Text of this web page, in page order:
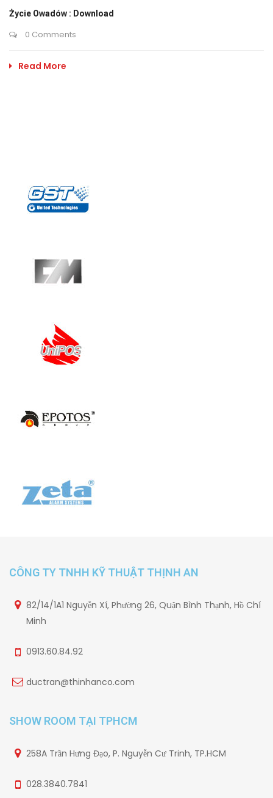
Życie Owadów : Download
0 Comments
Read More
CÔNG TY TNHH KỸ THUẬT THỊNH AN
82/14/1A1 Nguyễn Xí, Phường 26, Quận Bình Thạnh, Hồ Chí
Minh
0913.60.84.92
ductran@thinhanco.com
SHOW ROOM TẠI TPHCM
258A Trần Hưng Đạo, P. Nguyễn Cư Trinh, TP.HCM
028.3840.7841